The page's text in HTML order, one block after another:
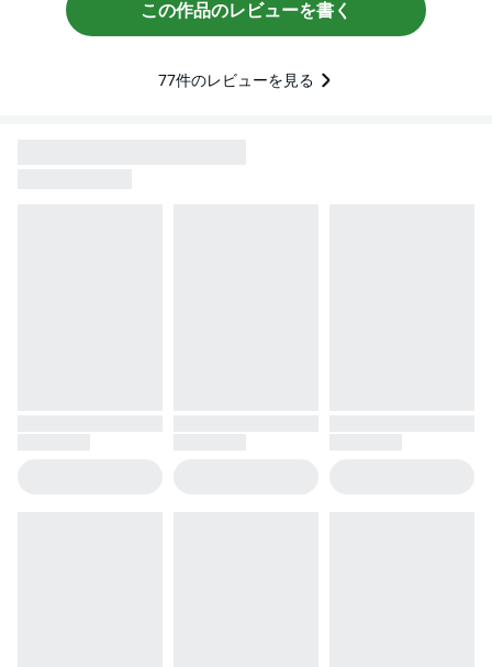
この作品のレビューを書く
77件のレビューを見る